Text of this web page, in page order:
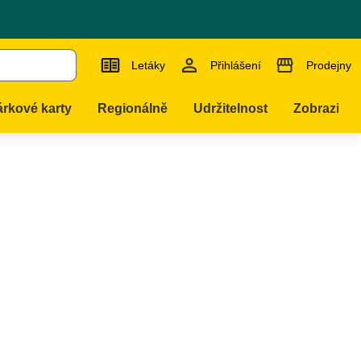
Letáky Přihlášení Prodejny
karty Regionálně Udržitelnost Zobrazit